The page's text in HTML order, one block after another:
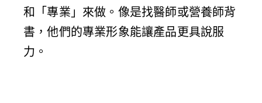
和「專業」來做。像是找醫師或營養師背
書，他們的專業形象能讓產品更具說服
力。